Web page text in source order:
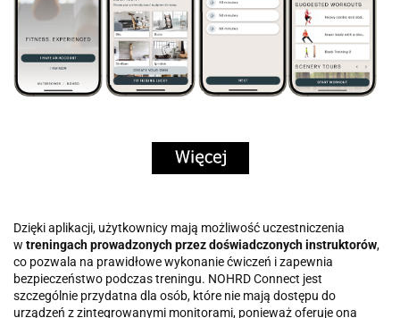
Dzięki aplikacji, użytkownicy mają możliwość uczestniczenia
w treningach prowadzonych przez doświadczonych instruktorów,
co pozwala na prawidłowe wykonanie ćwiczeń i zapewnia
bezpieczeństwo podczas treningu. NOHRD Connect jest
szczególnie przydatna dla osób, które nie mają dostępu do
urządzeń z zintegrowanymi monitorami, ponieważ oferuje ona